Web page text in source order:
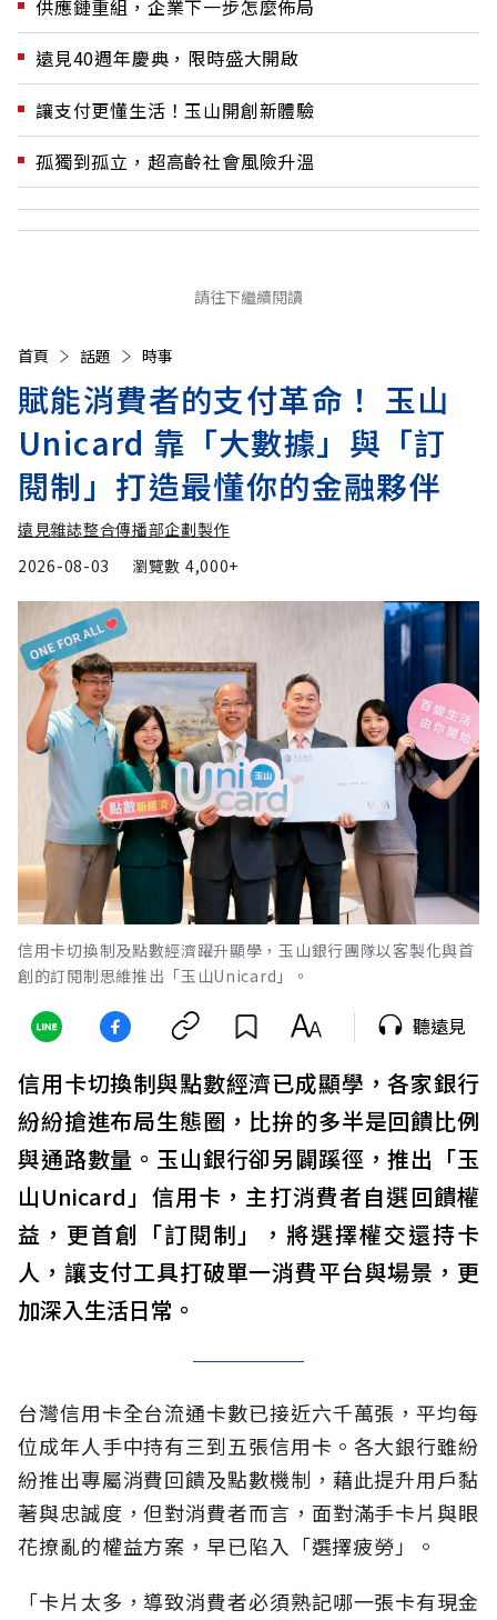
供應鏈重組，企業下一步怎麼佈局
遠見40週年慶典，限時盛大開啟
讓支付更懂生活！玉山開創新體驗
孤獨到孤立，超高齡社會風險升溫
請往下繼續閱讀
首頁 話題 時事
賦能消費者的支付革命！ 玉山
Unicard 靠「大數據」與「訂
閱制」打造最懂你的金融夥伴
遠見雜誌整合傳播部企劃製作
2026-08-03
瀏覽數 4,000+
信用卡切換制及點數經濟躍升顯學，玉山銀行團隊以客製化與首
創的訂閱制思維推出「玉山Unicard」。
聽遠見
信用卡切換制與點數經濟已成顯學，各家銀行
紛紛搶進布局生態圈，比拚的多半是回饋比例
與通路數量。玉山銀行卻另闢蹊徑，推出「玉
山Unicard」信用卡，主打消費者自選回饋權
益，更首創「訂閱制」，將選擇權交還持卡
人，讓支付工具打破單一消費平台與場景，更
加深入生活日常。
台灣信用卡全台流通卡數已接近六千萬張，平均每
位成年人手中持有三到五張信用卡。各大銀行雖紛
紛推出專屬消費回饋及點數機制，藉此提升用戶黏
著與忠誠度，但對消費者而言，面對滿手卡片與眼
花撩亂的權益方案，早已陷入「選擇疲勞」。
「卡片太多，導致消費者必須熟記哪一張卡有現金